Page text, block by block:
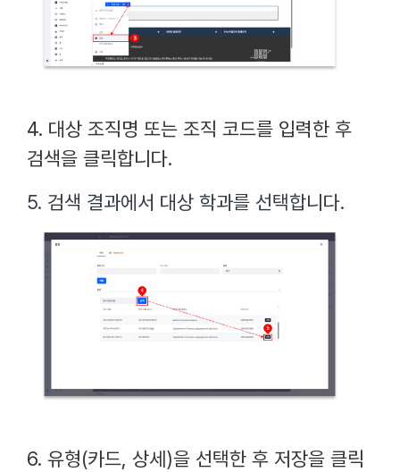
4. 대상 조직명 또는 조직 코드를 입력한 후
검색을 클릭합니다.
5. 검색 결과에서 대상 학과를 선택합니다.
6. 유형(카드, 상세)을 선택한 후 저장을 클릭